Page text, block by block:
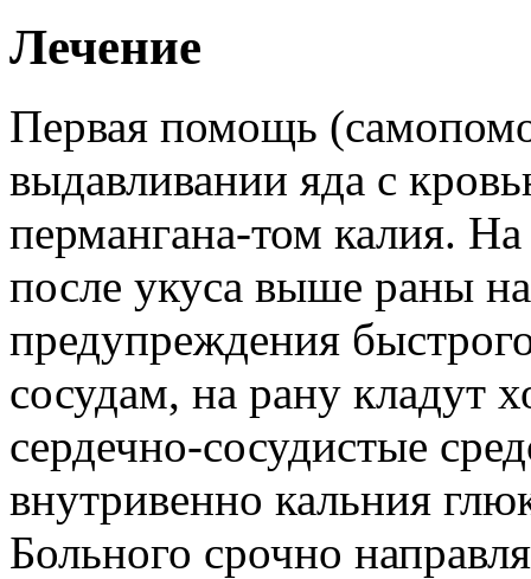
Лечение
Первая помощь
выдавливании яда с
пермангана-том калия.
после укуса выше раны
предупреждения
сосудам, на рану кладут
сердечно-сосудистые
внутривенно кальния
Больного срочно